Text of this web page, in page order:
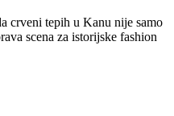
crveni tepih u Kanu nije samo
scena za istorijske fashion